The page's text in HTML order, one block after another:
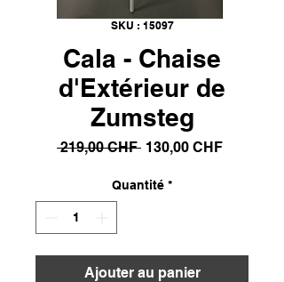
SKU : 15097
Cala - Chaise
d'Extérieur de
Zumsteg
219,00 CHF Prix
130,00 CHFPrix
Quantité *
Ajouter au panier